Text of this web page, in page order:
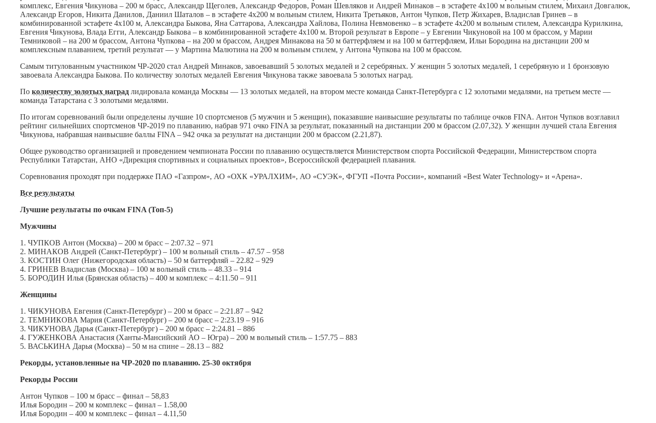
комплекс, Евгения Чикунова – 200 м брасс, Александр Щеголев, Александр Федоров, Роман Шевляков и Андрей Минаков – в эстафете 4х100 м вольным стилем, Михаил Довгалюк,
Александр Егоров, Никита Данилов, Даниил Шаталов – в эстафете 4х200 м вольным стилем, Никита Третьяков, Антон Чупков, Петр Жихарев, Владислав Гринев – в
комбинированной эстафете 4х100 м, Александра Быкова, Яна Саттарова, Александра Хайлова, Полина Невмовенко – в эстафете 4х200 м вольным стилем, Александра Курилкина,
Евгения Чикунова, Влада Егги, Александр Быкова – в комбинированной эстафете 4х100 м. Второй результат в Европе – у Евгении Чикуновой на 100 м брассом, у Марии
Темниковой – на 200 м брассом, Антона Чупкова – на 200 м брассом, Андрея Минакова на 50 м баттерфляем и на 100 м баттерфляем, Ильи Бородина на дистанции 200 м
комплексным плаванием, третий результат — у Мартина Малютина на 200 м вольным стилем, у Антона Чупкова на 100 м брассом.
Самым титулованным участником ЧР-2020 стал Андрей Минаков, завоевавший 5 золотых медалей и 2 серебряных. У женщин 5 золотых медалей, 1 серебряную и 1 бронзовую
завоевала Александра Быкова. По количеству золотых медалей Евгения Чикунова также завоевала 5 золотых наград.
Поколичеству золотых наград лидировала команда Москвы — 13 золотых медалей, на втором месте команда Санкт-Петербурга с 12 золотыми медалями, на третьем месте —
команда Татарстана с 3 золотыми медалями.
По итогам соревнований были определены лучшие 10 спортсменов (5 мужчин и 5 женщин), показавшие наивысшие результаты по таблице очков FINA. Антон Чупков возглавил
рейтинг сильнейших спортсменов ЧР-2019 по плаванию, набрав 971 очко FINA за результат, показанный на дистанции 200 м брассом (2.07,32). У женщин лучшей стала Евгения
Чикунова, набравшая наивысшие баллы FINA – 942 очка за результат на дистанции 200 м брассом (2.21,87).
Общее руководство организацией и проведением чемпионата России по плаванию осуществляется Министерством спорта Российской Федерации, Министерством спорта
Республики Татарстан, АНО «Дирекция спортивных и социальных проектов», Всероссийской федерацией плавания.
Соревнования проходят при поддержке ПАО «Газпром», АО «ОХК «УРАЛХИМ», АО «СУЭК», ФГУП «Почта России», компаний «Best Water Technology» и «Арена».
Все результаты
Лучшие результаты по очкам FINA (Топ-5)
Мужчины
1. ЧУПКОВ Антон (Москва) – 200 м брасс – 2:07.32 – 971
2. МИНАКОВ Андрей (Санкт-Петербург) – 100 м вольный стиль – 47.57 – 958
3. КОСТИН Олег (Нижегородская область) – 50 м баттерфляй – 22.82 – 929
4. ГРИНЕВ Владислав (Москва) – 100 м вольный стиль – 48.33 – 914
5. БОРОДИН Илья (Брянская область) – 400 м комплекс – 4:11.50 – 911
Женщины
1. ЧИКУНОВА Евгения (Санкт-Петербург) – 200 м брасс – 2:21.87 – 942
2. ТЕМНИКОВА Мария (Санкт-Петербург) – 200 м брасс – 2:23.19 – 916
3. ЧИКУНОВА Дарья (Санкт-Петербург) – 200 м брасс – 2:24.81 – 886
4. ГУЖЕНКОВА Анастасия (Ханты-Мансийский АО – Югра) – 200 м вольный стиль – 1:57.75 – 883
5. ВАСЬКИНА Дарья (Москва) – 50 м на спине – 28.13 – 882
Рекорды, установленные на ЧР-2020 по плаванию. 25-30 октября
Рекорды России
Антон Чупков – 100 м брасс – финал – 58,83
Илья Бородин – 200 м комплекс – финал – 1.58,00
Илья Бородин – 400 м комплекс – финал – 4.11,50